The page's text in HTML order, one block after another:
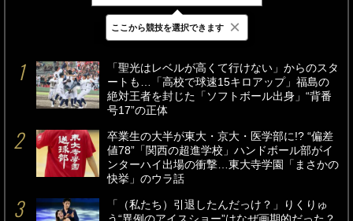
最新 24時間 週間
「聖光はレベルが高くて行けない」からのスタ
ートも…「高校で球速15キロアップ」福島の
絶対王者を封じた「ソフトボール出身」“背番
号17”の正体
卒業生の大半が東大・京大・医学部に!? “偏差
値78”「関西の超進学校」ハンドボール部がイ
ンターハイ出場の衝撃…東大寺学園「まさかの
快挙」のウラ話
「（私たち）引退したんだっけ？」りくりゅ
ここから競技を選択できます ×